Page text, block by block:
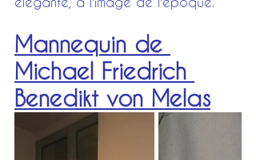
Mannequin de
Michael Friedrich
Benedikt von Melas